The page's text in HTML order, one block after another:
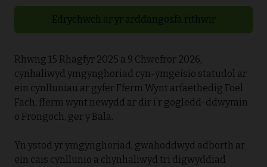
Edrychwch ar yr arddangosfa rithwir
Rhwng 15 Rhagfyr 2025 a 9 Chwefror 2026,
cynhaliwyd ymgynghoriad cyn-ymgeisio statudol ar
ein cynlluniau ar gyfer Fferm Wynt arfaethedig Foel
Fach, fferm wynt newydd ar dir i’r gogledd-ddwyrain
o Frongoch, ger y Bala.
Yn ystod yr ymgynghoriad, gwahoddwyd adborth ar
ein cais cynllunio a chynhaliwyd tri digwyddiad